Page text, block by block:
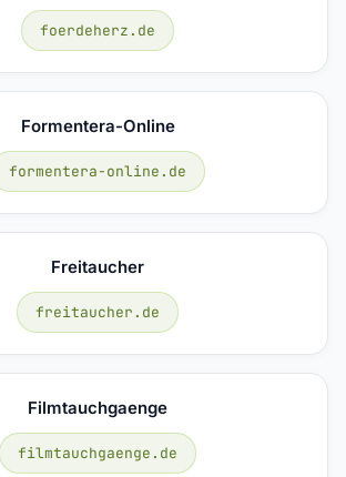
foerdeherz.de
Formentera-Online
formentera-online.de
Freitaucher
freitaucher.de
Filmtauchgaenge
filmtauchgaenge.de